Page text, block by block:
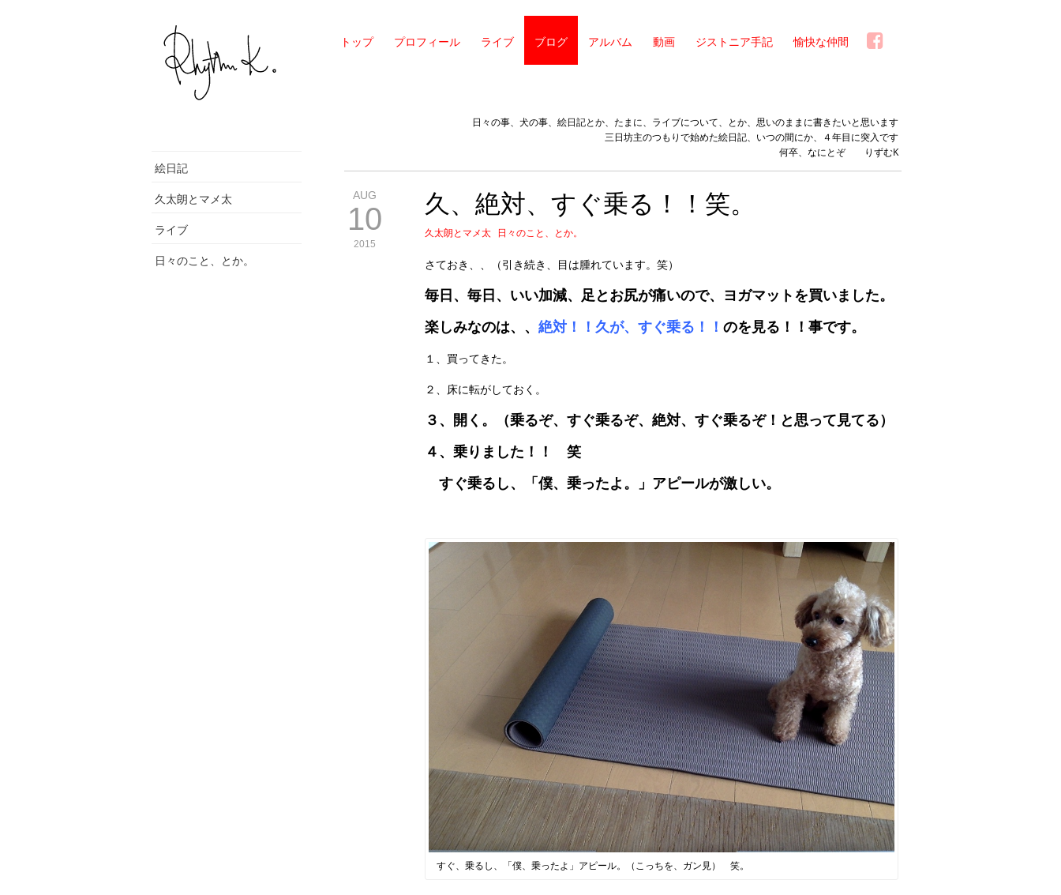
トップ プロフィール ライブ ブログ アルバム 動画 ジストニア手記 愉快な仲間
絵日記
久太朗とマメ太
ライブ
日々のこと、とか。
日々の事、犬の事、絵日記とか、たまに、ライブについて、とか、思いのままに書きたいと思います
三日坊主のつもりで始めた絵日記、いつの間にか、４年目に突入です
何卒、なにとぞ りずむK
AUG
10
2015
久、絶対、すぐ乗る！！笑。
久太朗とマメ太 日々のこと、とか。
さておき、、（引き続き、目は腫れています。笑）
毎日、毎日、いい加減、足とお尻が痛いので、ヨガマットを買いました。
楽しみなのは、、 絶対！！久が、すぐ乗る！！ のを見る！！事です。
１、買ってきた。
２、床に転がしておく。
３、開く。（乗るぞ、すぐ乗るぞ、絶対、すぐ乗るぞ！と思って見てる）
４、乗りました！！ 笑
すぐ乗るし、「僕、乗ったよ。」アピールが激しい。
すぐ、乗るし、「僕、乗ったよ」アピール。（こっちを、ガン見） 笑。